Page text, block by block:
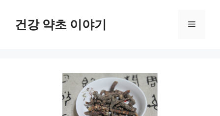
건강 약초 이야기 메